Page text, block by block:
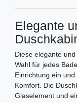
Elegante
Diese elegante
Wahl für jedes
Einrichtung ein
Komfort. Die
Glaselement und